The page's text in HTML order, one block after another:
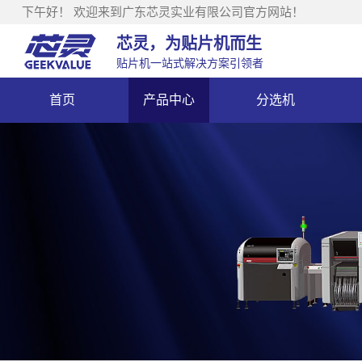
下午好！ 欢迎来到广东芯灵实业有限公司官方网站！
芯灵，为贴片机而生
贴片机一站式解决方案引领者
首页 产品中心 分选机